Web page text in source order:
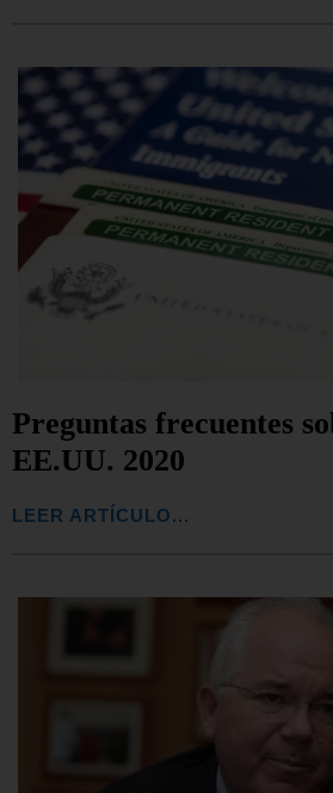
Preguntas frecuentes
EE.UU. 2020
LEER ARTÍCULO...